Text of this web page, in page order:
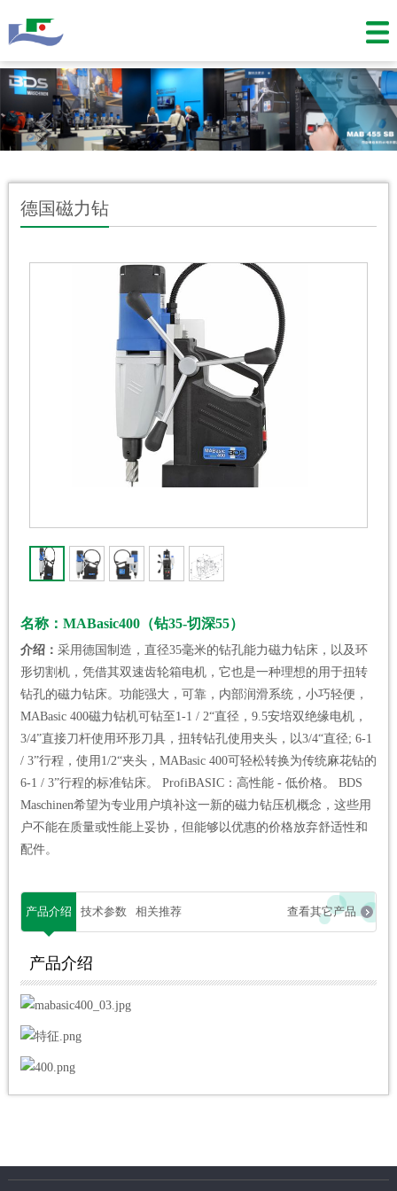
德国磁力钻
名称：MABasic400（钻35-切深55）
介绍： 采用德国制造，直径35毫米的钻孔能力磁力钻床，以及环
形切割机，凭借其双速齿轮箱电机，它也是一种理想的用于扭转
钻孔的磁力钻床。功能强大，可靠，内部润滑系统，小巧轻便，
MABasic 400磁力钻机可钻至1-1 / 2“直径，9.5安培双绝缘电机，
3/4”直接刀杆使用环形刀具，扭转钻孔使用夹头，以3/4“直径; 6-1
/ 3”行程，使用1/2“夹头，MABasic 400可轻松转换为传统麻花钻的
6-1 / 3”行程的标准钻床。 ProfiBASIC：高性能 - 低价格。 BDS
Maschinen希望为专业用户填补这一新的磁力钻压机概念，这些用
户不能在质量或性能上妥协，但能够以优惠的价格放弃舒适性和
配件。
产品介绍 技术参数 相关推荐 查看其它产品
产品介绍